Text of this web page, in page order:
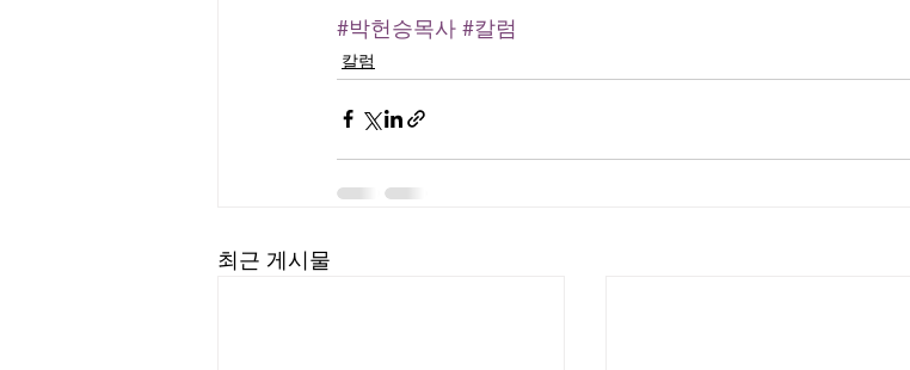
#박헌승목사 #칼럼
칼럼
최근 게시물